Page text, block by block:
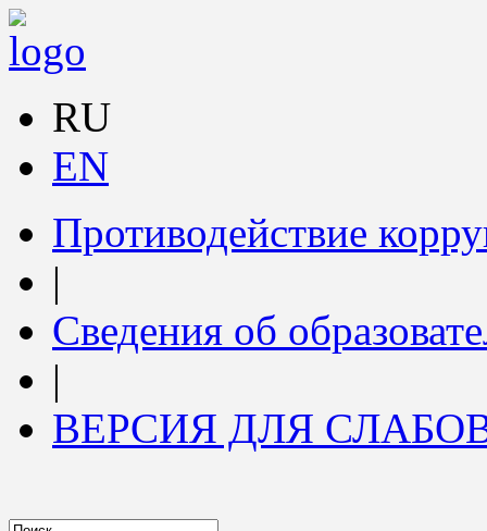
RU
EN
Противодействие
|
Сведения об
|
ВЕРСИЯ ДЛЯ